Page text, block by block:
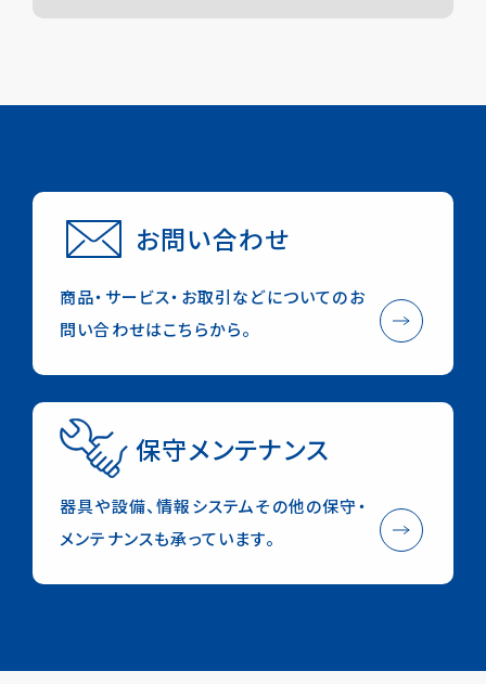
採用情報
English
お知らせ
ONLINE STORE
お取り扱い店舗
Check in NISHI
お問い合わせ
商品・サービス・お取引などについてのお
問い合わせはこちらから。
保守メンテナンス
器具や設備、情報システムその他の保守・
メンテナンスも承っています。